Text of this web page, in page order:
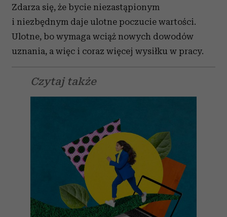
Zdarza się, że bycie niezastąpionym
i niezbędnym daje ulotne poczucie wartości.
Ulotne, bo wymaga wciąż nowych dowodów
uznania, a więc i coraz więcej wysiłku w pracy.
Czytaj także